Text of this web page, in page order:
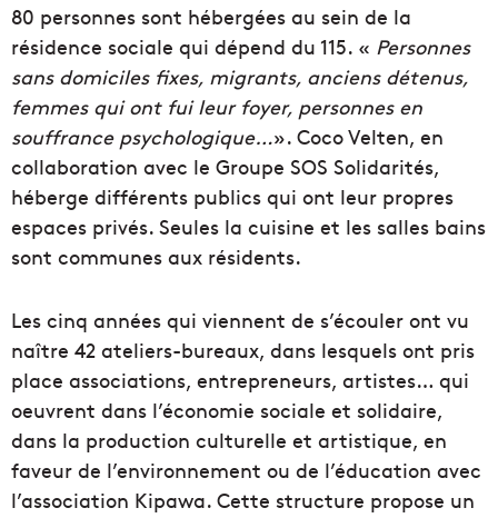
80 personnes sont hébergées au sein de la
résidence sociale qui dépend du 115. « Personnes
sans domiciles fixes, migrants, anciens détenus,
femmes qui ont fui leur foyer, personnes en
souffrance psychologique…». Coco Velten, en
collaboration avec le Groupe SOS Solidarités,
héberge différents publics qui ont leur propres
espaces privés. Seules la cuisine et les salles bains
sont communes aux résidents.
Les cinq années qui viennent de s’écouler ont vu
naître 42 ateliers-bureaux, dans lesquels ont pris
place associations, entrepreneurs, artistes… qui
oeuvrent dans l’économie sociale et solidaire,
dans la production culturelle et artistique, en
faveur de l’environnement ou de l’éducation avec
l’association Kipawa. Cette structure propose un